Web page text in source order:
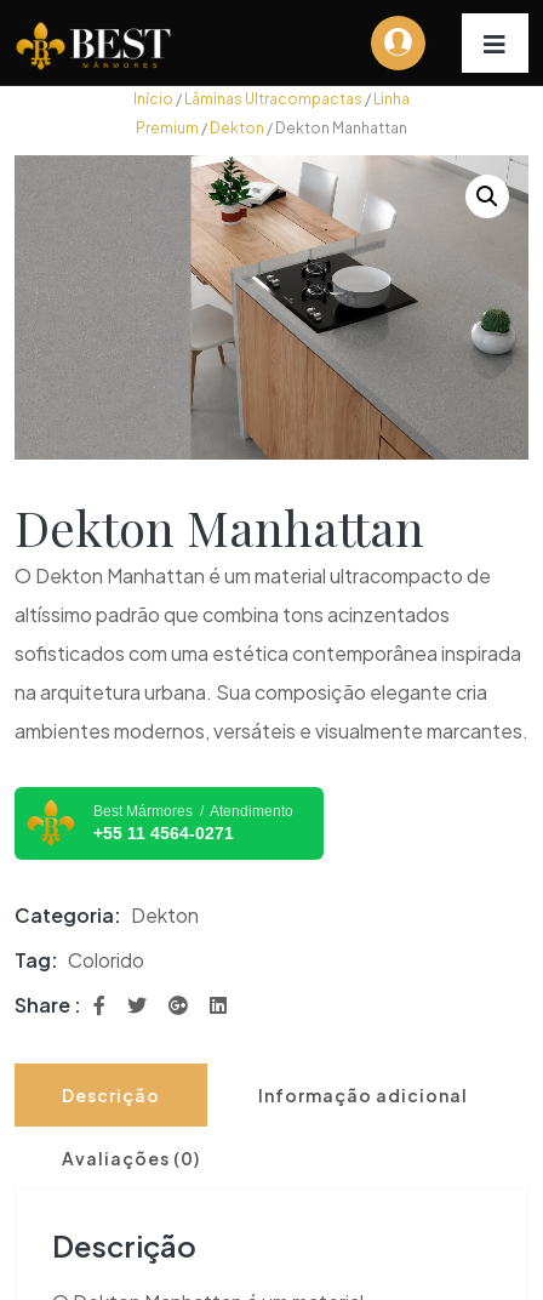
Início / Lâminas Ultracompactas / Linha
Premium / Dekton / Dekton Manhattan
Dekton Manhattan
O Dekton Manhattan é um material ultracompacto de
altíssimo padrão que combina tons acinzentados
sofisticados com uma estética contemporânea inspirada
na arquitetura urbana. Sua composição elegante cria
ambientes modernos, versáteis e visualmente marcantes.
Best Mármores / Atendimento
+55 11 4564-0271
Categoria: Dekton
Tag: Colorido
Share :
Descrição Informação adicional
Avaliações (0)
Descrição